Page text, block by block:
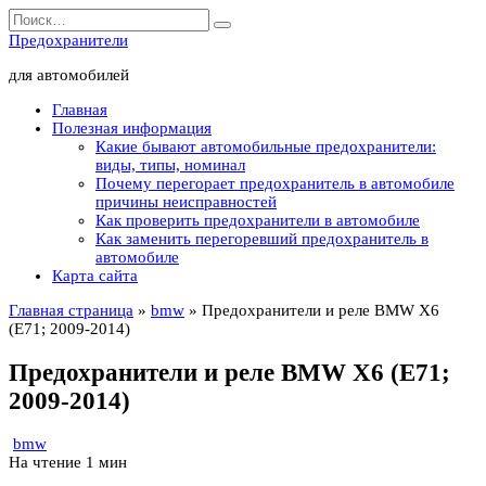
Перейти
к
содержанию
Search
for:
Предохранители
для автомобилей
Главная
Полезная информация
Какие бывают автомобильные предохранители:
виды, типы, номинал
Почему перегорает предохранитель в автомобиле
причины неисправностей
Как проверить предохранители в автомобиле
Как заменить перегоревший предохранитель в
автомобиле
Карта сайта
Главная страница » bmw » Предохранители и реле BMW X6
(E71; 2009-2014)
Предохранители и реле BMW X6 (E71;
2009-2014)
bmw
На чтение 1 мин